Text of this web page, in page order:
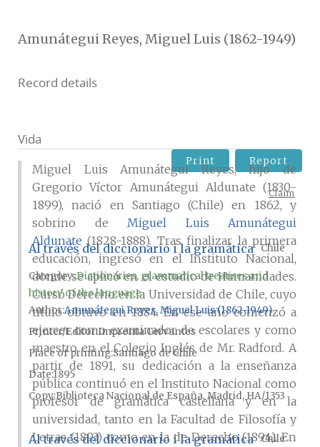
Amunátegui Reyes, Miguel Luis (1862-1949)
Record details
Vida
Miguel Luis Amunátegui Reyes, hijo de
Gregorio Víctor Amunátegui Aldunate (1830-
1899), nació en Santiago (Chile) en 1862, y
sobrino deMiguel Luis Amunátegui
Aldunate (1828-1888). Tras finalizar la primera
educación, ingresó en el Instituto Nacional,
donde se aplicó en el estudio de Humanidades.
Cursó Derecho en la Universidad de Chile, cuyo
título obtuvo en 1884. En ese año comenzó a
ejercer como examinador de escolares y como
maestro en el Colegio Inglés de Mr. Radford. A
partir de 1891, su dedicación a la enseñanza
pública continuó en el Instituto Nacional como
profesor de gramática castellana y en la
universidad, tanto en la Facultad de Filosofía y
Letras (1893) como en la de Derecho (1894). En
Print Report
Claim
Al través del diccionario i la gramática Chile
Category:Dictionaries, grammatical treatises and
history of the language
Author Amunátegui Reyes, Miguel Luis (1862-1949)
Printer/EditorImprenta Cervantes
Place of printingSantiago de Chile
Date1895
CopyBiblioteca Nacional de España, Madrid, HA/1353
Al través del diccionario i la gramática Chile